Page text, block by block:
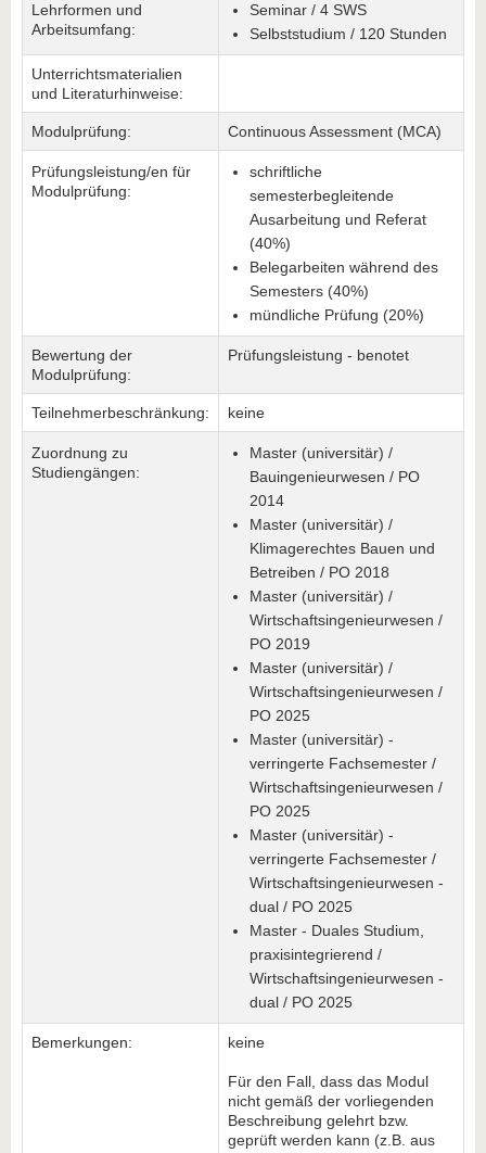
Lehrformen und
Arbeitsumfang:
Seminar / 4 SWS
Selbststudium / 120 Stunden
Unterrichtsmaterialien
und Literaturhinweise:
Modulprüfung: Continuous Assessment (MCA)
Prüfungsleistung/en für
Modulprüfung:
schriftliche
semesterbegleitende
Ausarbeitung und Referat
(40%)
Belegarbeiten während des
Semesters (40%)
mündliche Prüfung (20%)
Bewertung der
Modulprüfung:
Prüfungsleistung - benotet
Teilnehmerbeschränkung: keine
Zuordnung zu
Studiengängen:
Master (universitär) /
Bauingenieurwesen / PO
2014
Master (universitär) /
Klimagerechtes Bauen und
Betreiben / PO 2018
Master (universitär) /
Wirtschaftsingenieurwesen /
PO 2019
Master (universitär) /
Wirtschaftsingenieurwesen /
PO 2025
Master (universitär) -
verringerte Fachsemester /
Wirtschaftsingenieurwesen /
PO 2025
Master (universitär) -
verringerte Fachsemester /
Wirtschaftsingenieurwesen -
dual / PO 2025
Master - Duales Studium,
praxisintegrierend /
Wirtschaftsingenieurwesen -
dual / PO 2025
Bemerkungen: keine
Für den Fall, dass das Modul
nicht gemäß der vorliegenden
Beschreibung gelehrt bzw.
geprüft werden kann (z.B. aus